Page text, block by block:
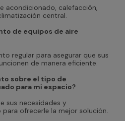
acondicionado, calefacción,
central.
de equipos de aire
regular para asegurar que sus
de manera eficiente.
sobre el tipo de
para mi espacio?
sus necesidades y
ofrecerle la mejor solución.